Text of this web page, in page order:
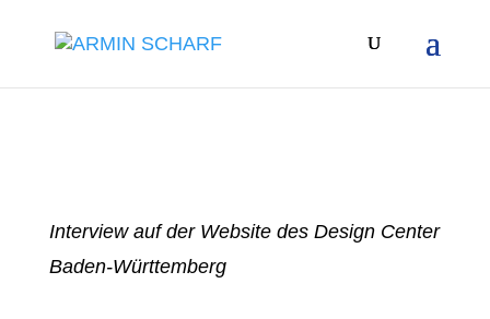
Interview auf der Website des Design Center
Baden-Württemberg